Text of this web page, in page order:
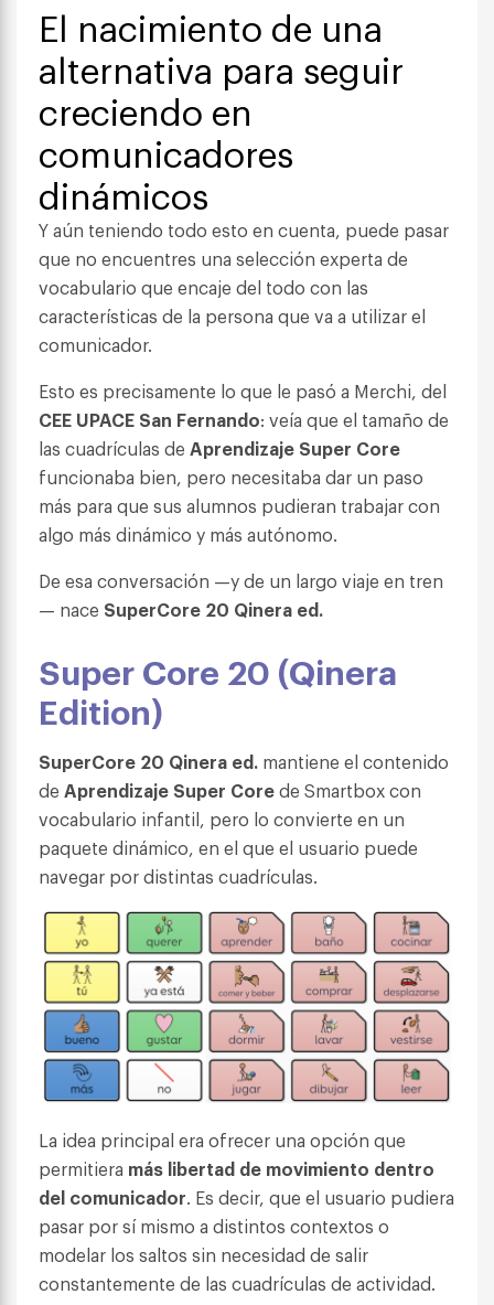
El nacimiento de una
alternativa para seguir
creciendo en
comunicadores
dinámicos
Y aún teniendo todo esto en cuenta, puede pasar
que no encuentres una selección experta de
vocabulario que encaje del todo con las
características de la persona que va a utilizar el
comunicador.
Esto es precisamente lo que le pasó a Merchi, del
CEE UPACE San Fernando: veía que el tamaño de
las cuadrículas de Aprendizaje Super Core
funcionaba bien, pero necesitaba dar un paso
más para que sus alumnos pudieran trabajar con
algo más dinámico y más autónomo.
De esa conversación —y de un largo viaje en tren
— nace SuperCore 20 Qinera ed.
Super Core 20 (Qinera
Edition)
SuperCore 20 Qinera ed. mantiene el contenido
de Aprendizaje Super Corede Smartbox con
vocabulario infantil, pero lo convierte en un
paquete dinámico, en el que el usuario puede
navegar por distintas cuadrículas.
La idea principal era ofrecer una opción que
permitiera más libertad de movimiento dentro
del comunicador. Es decir, que el usuario pudiera
pasar por sí mismo a distintos contextos o
modelar los saltos sin necesidad de salir
constantemente de las cuadrículas de actividad.